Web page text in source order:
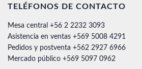
TELÉFONOS DE CONTACTO
Mesa central +56 2 2232 3093
Asistencia en ventas +569 5008 4291
Pedidos y postventa +562 2927 6966
Mercado público +569 5097 0962